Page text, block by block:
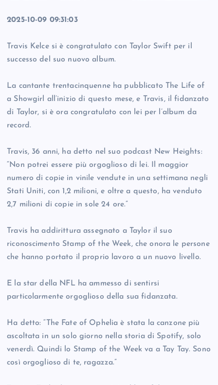
2025-10-09 09:31:03
Travis Kelce si è congratulato con Taylor Swift per il
successo del suo nuovo album.
La cantante trentacinquenne ha pubblicato The Life of
a Showgirl all’inizio di questo mese, e Travis, il fidanzato
di Taylor, si è ora congratulato con lei per l’album da
record.
Travis, 36 anni, ha detto nel suo podcast New Heights:
“Non potrei essere più orgoglioso di lei. Il maggior
numero di copie in vinile vendute in una settimana negli
Stati Uniti, con 1,2 milioni, e oltre a questo, ha venduto
2,7 milioni di copie in sole 24 ore.”
Travis ha addirittura assegnato a Taylor il suo
riconoscimento Stamp of the Week, che onora le persone
che hanno portato il proprio lavoro a un nuovo livello.
E la star della NFL ha ammesso di sentirsi
particolarmente orgoglioso della sua fidanzata.
Ha detto: “The Fate of Ophelia è stata la canzone più
ascoltata in un solo giorno nella storia di Spotify, solo
venerdì. Quindi lo Stamp of the Week va a Tay Tay. Sono
così orgoglioso di te, ragazza.”